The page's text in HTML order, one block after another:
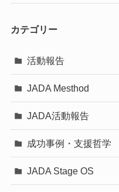
カテゴリー
活動報告
JADA Mesthod
JADA活動報告
成功事例・支援哲学
JADA Stage OS